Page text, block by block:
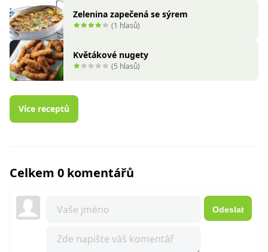
Zelenina zapečená se sýrem
(1 hlasů)
Květákové nugety
(5 hlasů)
Více receptů
Celkem 0 komentářů
Odeslat